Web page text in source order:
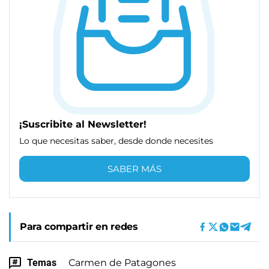
¡Suscribite al Newsletter!
Lo que necesitas saber, desde donde necesites
SABER MÁS
Para compartir en redes
Temas
Carmen de Patagones